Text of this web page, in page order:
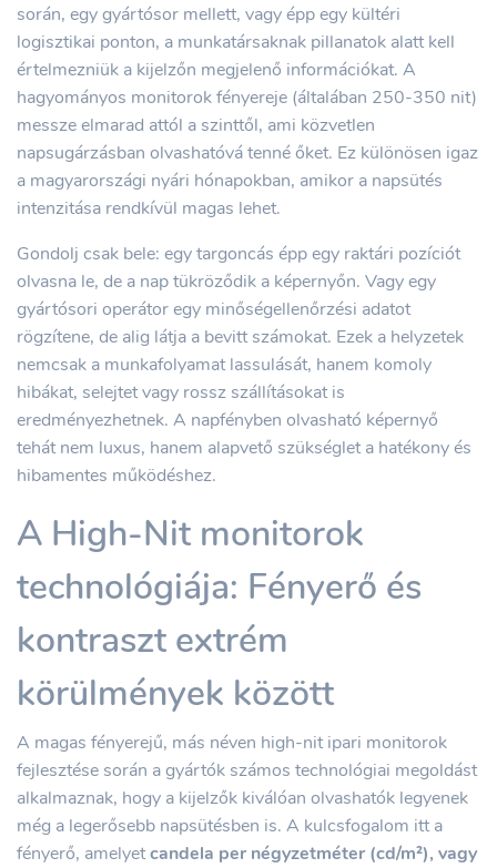
során, egy gyártósor mellett, vagy épp egy kültéri
logisztikai ponton, a munkatársaknak pillanatok alatt kell
értelmezniük a kijelzőn megjelenő információkat. A
hagyományos monitorok fényereje (általában 250-350 nit)
messze elmarad attól a szinttől, ami közvetlen
napsugárzásban olvashatóvá tenné őket. Ez különösen igaz
a magyarországi nyári hónapokban, amikor a napsütés
intenzitása rendkívül magas lehet.
Gondolj csak bele: egy targoncás épp egy raktári pozíciót
olvasna le, de a nap tükröződik a képernyőn. Vagy egy
gyártósori operátor egy minőségellenőrzési adatot
rögzítene, de alig látja a bevitt számokat. Ezek a helyzetek
nemcsak a munkafolyamat lassulását, hanem komoly
hibákat, selejtet vagy rossz szállításokat is
eredményezhetnek. A napfényben olvasható képernyő
tehát nem luxus, hanem alapvető szükséglet a hatékony és
hibamentes működéshez.
A High-Nit monitorok
technológiája: Fényerő és
kontraszt extrém
körülmények között
A magas fényerejű, más néven high-nit ipari monitorok
fejlesztése során a gyártók számos technológiai megoldást
alkalmaznak, hogy a kijelzők kiválóan olvashatók legyenek
még a legerősebb napsütésben is. A kulcsfogalom itt a
fényerő, amelyetcandela per négyzetméter (cd/m²), vagy